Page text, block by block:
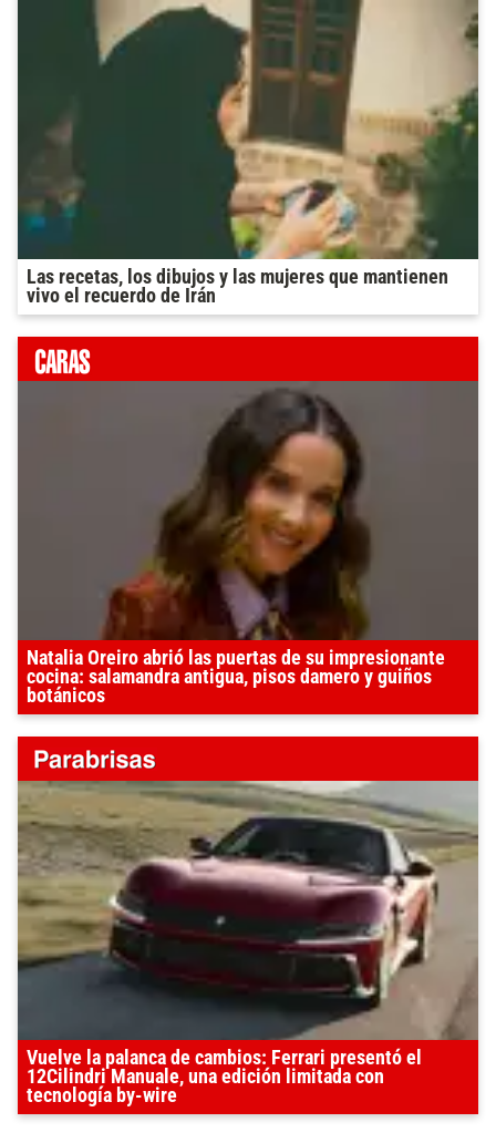
Las recetas, los dibujos y las mujeres que mantienen
vivo el recuerdo de Irán
Natalia Oreiro abrió las puertas de su impresionante
cocina: salamandra antigua, pisos damero y guiños
botánicos
Vuelve la palanca de cambios: Ferrari presentó el
12Cilindri Manuale, una edición limitada con
tecnología by-wire